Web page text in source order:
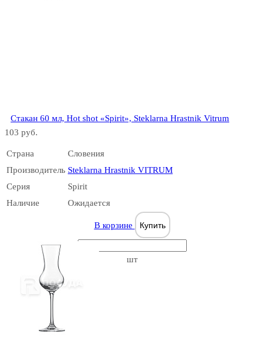
Стакан 60 мл, Hot shot «Spirit», Steklarna Hrastnik Vitrum
103 руб.
Страна
Словения
Производитель Steklarna Hrastnik VITRUM
Серия
Spirit
Наличие
Ожидается
В корзине Купить
шт